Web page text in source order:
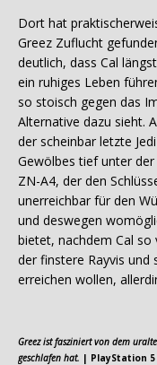
Dort hat
Greez Zuflucht
deutlich, dass Cal
ein ruhiges Leben
so stoisch gegen das
Alternative dazu sieht.
der scheinbar letzte
Gewölbes tief unter
ZN-A4, der den
unerreichbar für den
und deswegen
bietet, nachdem Cal so
der finstere Rayvis und
erreichen wollen,
Greez ist fasziniert von dem
geschlafen hat. | PlayStation 5